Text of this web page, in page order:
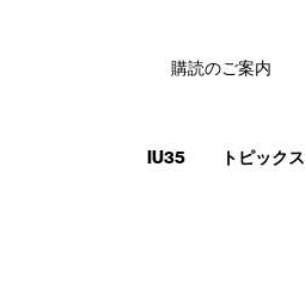
IU35 トピックス
購読のご案内